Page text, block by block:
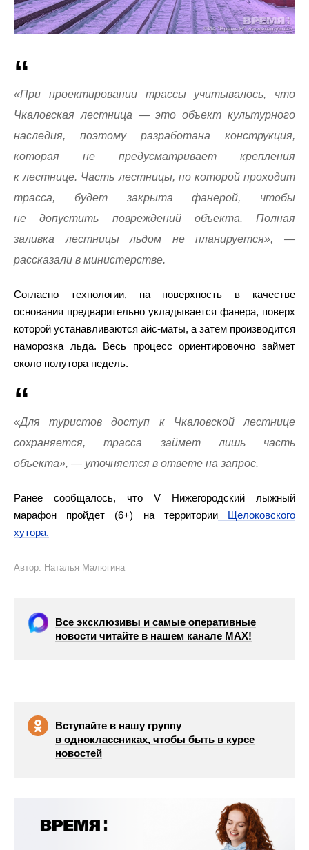
«При проектировании трассы учитывалось, что
Чкаловская лестница — это объект культурного
наследия, поэтому разработана конструкция,
которая не предусматривает крепления
к лестнице. Часть лестницы, по которой проходит
трасса, будет закрыта фанерой, чтобы
не допустить повреждений объекта. Полная
заливка лестницы льдом не планируется», —
рассказали в министерстве.
Согласно технологии, на поверхность в качестве
основания предварительно укладывается фанера, поверх
которой устанавливаются айс-маты, а затем производится
наморозка льда. Весь процесс ориентировочно займет
около полутора недель.
«Для туристов доступ к Чкаловской лестнице
сохраняется, трасса займет лишь часть
объекта», — уточняется в ответе на запрос.
Ранее сообщалось, что V Нижегородский лыжный
марафон пройдет (6+) на территорииЩелоковского
хутора.
Автор: Наталья Малюгина
Все эксклюзивы и самые оперативные
новости читайте в нашем канале МАХ!
Вступайте в нашу группу
в одноклассниках, чтобы быть в курсе
новостей